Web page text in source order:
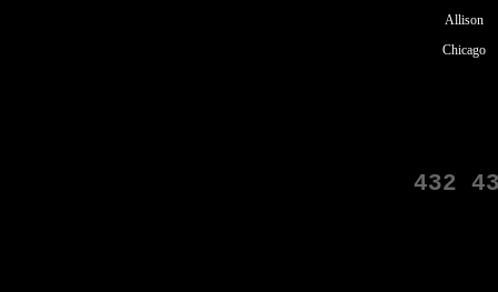
Allison
Chicago
432